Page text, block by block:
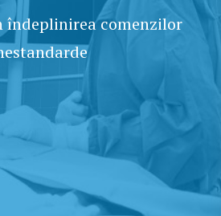
comenzilor